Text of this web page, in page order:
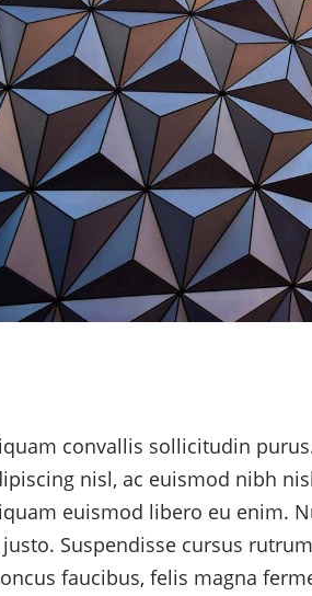
convallis sollicitudin
nisl, ac euismod nibh
euismod libero eu enim.
Suspendisse cursus
faucibus, felis magna